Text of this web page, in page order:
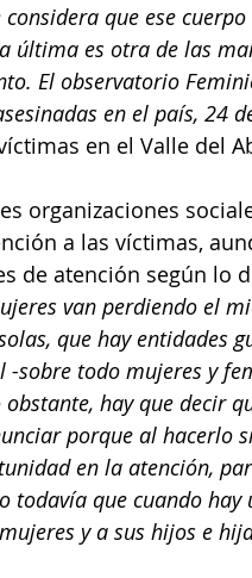
que ese
última es otra de las
El observatorio
en el país, 24
en el Valle del
organizaciones
a las víctimas,
de atención según lo
van perdiendo el
que hay entidades
-sobre todo mujeres y
hay que decir
porque al hacerlo
en la atención,
todavía que cuando hay
y a sus hijos e